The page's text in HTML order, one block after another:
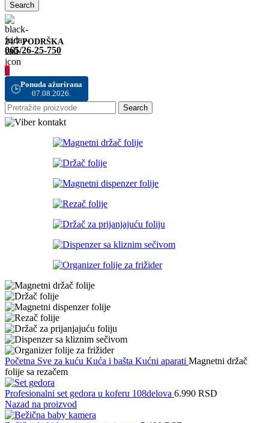
Search
24/7 PODRŠKA
065/26-25-750
0
🕒Ponuda ažurirana
07.08.2026.
Search
Početna Sve za kuću Kuća i bašta Kućni aparati Magnetni držač
folije sa rezačem
Profesionalni set gedora u koferu 108delova 6.990 RSD
Nazad na proizvod